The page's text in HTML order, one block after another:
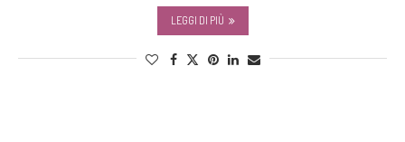
LEGGI DI PIÙ